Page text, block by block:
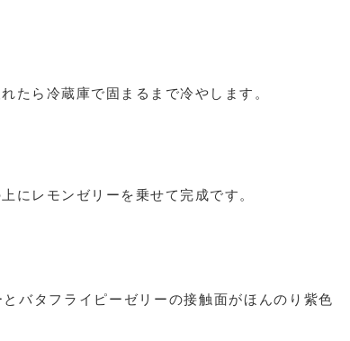
たら冷蔵庫で固まるまで冷やします。
にレモンゼリーを乗せて完成です。
バタフライピーゼリーの接触面がほんのり紫色